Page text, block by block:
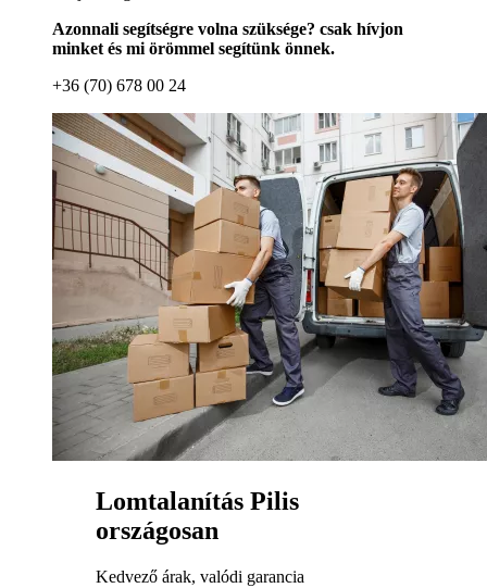
Azonnali segítségre volna szüksége? csak hívjon
minket és mi örömmel segítünk önnek.
+36 (70) 678 00 24
Lomtalanítás Pilis
országosan
Kedvező árak, valódi garancia